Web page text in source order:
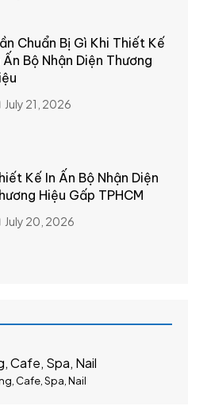
Chuẩn Bị Gì Khi Thiết Kế
Ấn Bộ Nhận Diện Thương
July 21, 2026
Kế In Ấn Bộ Nhận Diện
Hiệu Gấp TPHCM
July 20, 2026
Cafe, Spa, Nail